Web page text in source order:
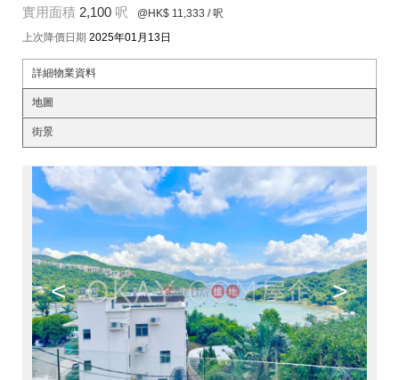
實用面積 2,100 呎 @HK$ 11,333 / 呎
上次降價日期 2025年01月13日
詳細物業資料
地圖
街景
< >